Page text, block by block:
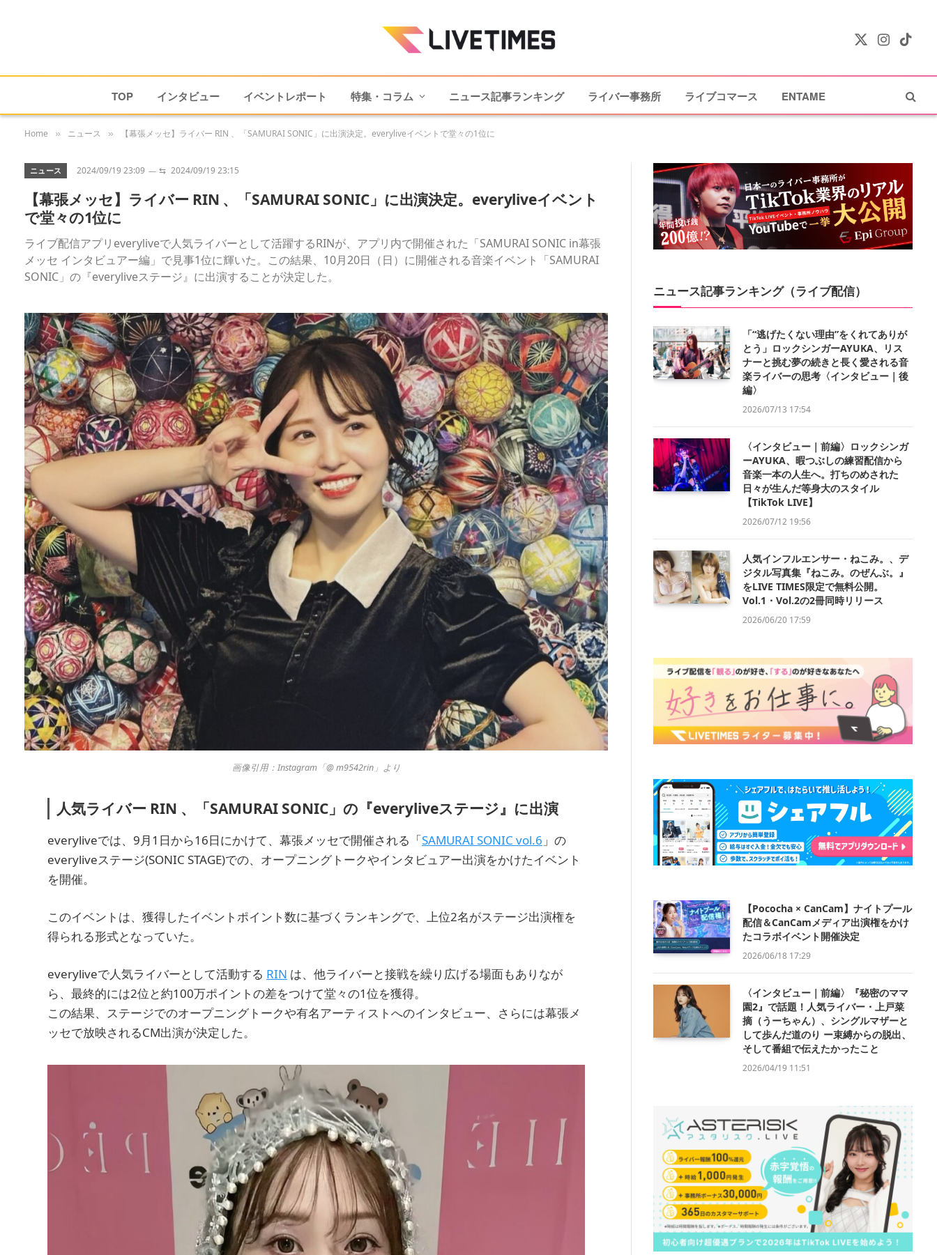
X
Instagram
TikTok
TOP インタビュー イベントレポート 特集・コラム ニュース記事ランキング ライバー事務所 ライブコマース ENTAME
Home » ニュース » 【幕張メッセ】ライバー RIN 、「SAMURAI SONIC」に出演決定。everyliveイベントで堂々の1位に
ニュース 2024/09/19 23:09 ⇆ 2024/09/19 23:15
【幕張メッセ】ライバー RIN 、「SAMURAI SONIC」に出演決定。everyliveイベント
で堂々の1位に
ライブ配信アプリeveryliveで人気ライバーとして活躍するRINが、アプリ内で開催された「SAMURAI SONIC in幕張
メッセ インタビュアー編」で見事1位に輝いた。この結果、10月20日（日）に開催される音楽イベント「SAMURAI
SONIC」の『everyliveステージ』に出演することが決定した。
画像引用：Instagram「@ m9542rin」より
人気ライバー RIN 、「SAMURAI SONIC」の『everyliveステージ』に出演
everyliveでは、9月1日から16日にかけて、幕張メッセで開催される「SAMURAI SONIC vol.6 」の
everyliveステージ(SONIC STAGE)での、オープニングトークやインタビュアー出演をかけたイベント
を開催。
このイベントは、獲得したイベントポイント数に基づくランキングで、上位2名がステージ出演権を
得られる形式となっていた。
everyliveで人気ライバーとして活動する RIN は、他ライバーと接戦を繰り広げる場面もありなが
ら、最終的には2位と約100万ポイントの差をつけて堂々の1位を獲得。
この結果、ステージでのオープニングトークや有名アーティストへのインタビュー、さらには幕張メ
ッセで放映されるCM出演が決定した。
ニュース記事ランキング（ライブ配信）
「“逃げたくない理由”をくれてありが
とう」ロックシンガーAYUKA、リス
ナーと挑む夢の続きと長く愛される音
楽ライバーの思考〈インタビュー｜後
編〉
2026/07/13 17:54
〈インタビュー｜前編〉ロックシンガ
ーAYUKA、暇つぶしの練習配信から
音楽一本の人生へ。打ちのめされた
日々が生んだ等身大のスタイル
【TikTok LIVE】
2026/07/12 19:56
人気インフルエンサー・ねこみ。、デ
ジタル写真集『ねこみ。のぜんぶ。』
をLIVE TIMES限定で無料公開。
Vol.1・Vol.2の2冊同時リリース
2026/06/20 17:59
【Pococha × CanCam】ナイトプール
配信＆CanCamメディア出演権をかけ
たコラボイベント開催決定
2026/06/18 17:29
〈インタビュー｜前編〉『秘密のママ
園2』で話題！人気ライバー・上戸菜
摘（うーちゃん）、シングルマザーと
して歩んだ道のり ー束縛からの脱出、
そして番組で伝えたかったこと
2026/04/19 11:51